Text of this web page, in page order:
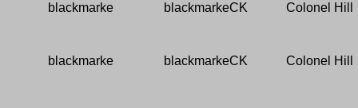
blackmarke blackmarkeCK Colonel Hill
blackmarke blackmarkeCK Colonel Hill